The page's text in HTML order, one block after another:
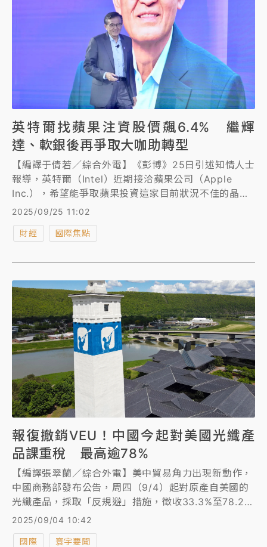
英特爾找蘋果注資股價飆6.4% 繼輝
達、軟銀後再爭取大咖助轉型
【編譯于倩若／綜合外電】《彭博》25日引述知情人士
報導，英特爾（Intel）近期接洽蘋果公司（Apple
Inc.），希望能爭取蘋果投資這家目前狀況不佳的晶片
製造商。目前英特爾部分股份已由美國政府持有，並已
爭取到輝達和軟銀投資50億和20億美元。消息人士表
示，英特爾與蘋果也討論了如何加強彼此合作關係。
為英特爾轉型計劃的一大肯定，儘管蘋果幾乎不太可能
再次在自家裝置中採用英特爾處理器。
2025/09/25 11:02
財經 國際焦點
報復撤銷VEU！中國今起對美國光纖產
品課重稅 最高逾78%
【編譯張翠蘭／綜合外電】美中貿易角力出現新動作，
中國商務部發布公告，周四（9/4）起對原產自美國的
光纖產品，採取「反規避」措施，徵收33.3%至78.2%
的關稅。分析師指出，中國此舉顯然是針對美國的貿易
2025/09/04 10:42
國際 寰宇要聞